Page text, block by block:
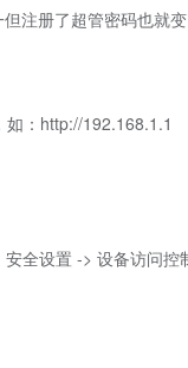
但注册了超管密码也就变
：http://192.168.1.1
全设置 -> 设备访问控